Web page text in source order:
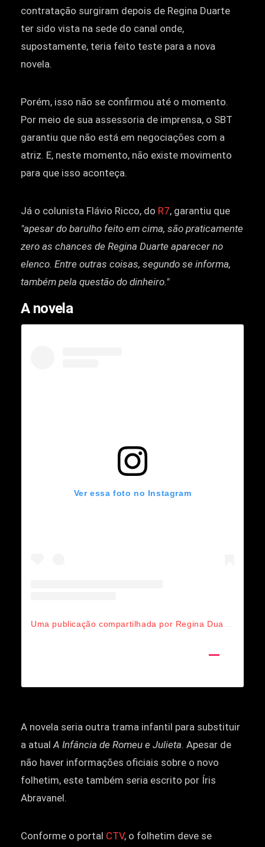
contratação surgiram depois de Regina Duarte
ter sido vista na sede do canal onde,
supostamente, teria feito teste para a nova
novela.
Porém, isso não se confirmou até o momento.
Por meio de sua assessoria de imprensa, o SBT
garantiu que não está em negociações com a
atriz. E, neste momento, não existe movimento
para que isso aconteça.
Já o colunista Flávio Ricco, do R7, garantiu que
"apesar do barulho feito em cima, são praticamente
zero as chances de Regina Duarte aparecer no
elenco. Entre outras coisas, segundo se informa,
também pela questão do dinheiro."
A novela
Ver essa foto no Instagram
A novela seria outra trama infantil para substituir
a atual A Infância de Romeu e Julieta. Apesar de
não haver informações oficiais sobre o novo
folhetim, este também seria escrito por Íris
Abravanel.
Conforme o portal CTV, o folhetim deve se